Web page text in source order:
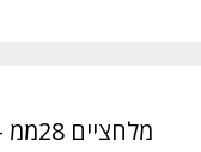
מלחציים 28ממ – פלדה